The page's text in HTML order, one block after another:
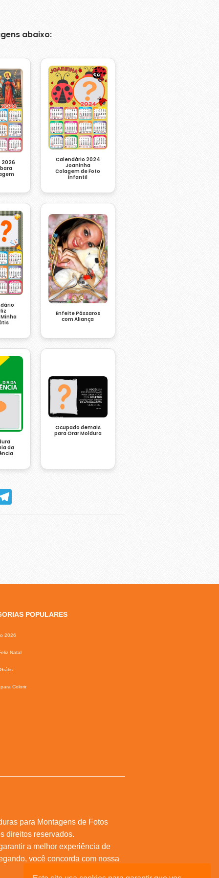
abaixo:
2026
Calendário 2024
Joaninha
Colagem de Foto
Infantil
Enfeite Pássaros
com Aliança
da
Ocupado demais
para Orar Moldura
Telegram
POPULARES
2026
Natal
Colorir
para Montagens de Fotos
direitos reservados.
a melhor experiência de
você concorda com nossa